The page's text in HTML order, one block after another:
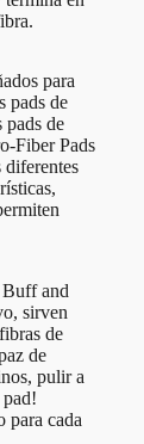
para
pads de
de
Fiber Pads
diferentes
Buff and
sirven
de
de
pulir a
para cada